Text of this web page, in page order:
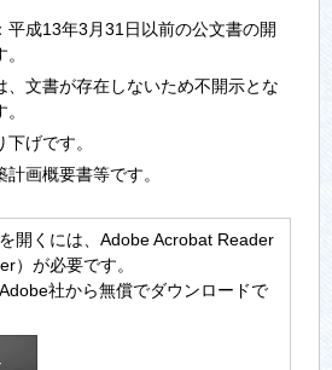
成13年3月31日以前の公文書の開
文書が存在しないため不開示とな
げです。
画概要書等です。
開くには、Adobe Acrobat Reader
）が必要です。
社から無償でダウンロードで